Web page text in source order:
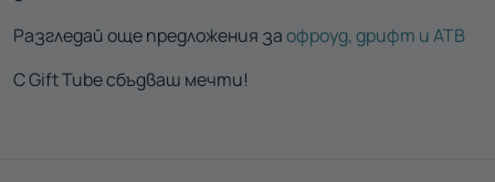
Разгледай още предложения заофроуд, дрифт и АТВ
С Gift Tube сбъдваш мечти!